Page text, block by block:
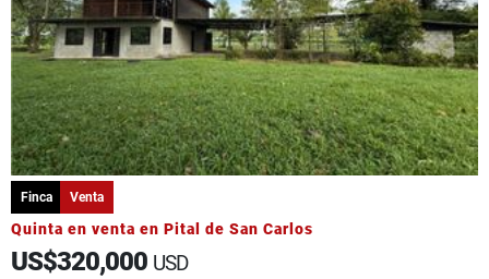
Finca Venta
Quinta en venta en Pital de San Carlos
US$320,000 USD